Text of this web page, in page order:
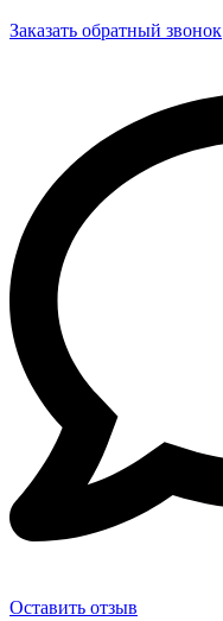
Заказать обратный звонок
Оставить отзыв